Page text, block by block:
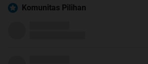
Komunitas Pilihan